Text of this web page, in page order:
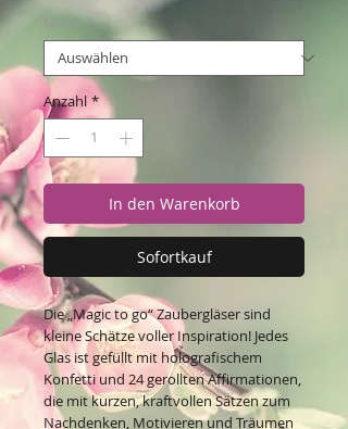
Motiv *
Anzahl *
In den Warenkorb
Sofortkauf
Die „Magic to go“ Zaubergläser sind
kleine Schätze voller Inspiration! Jedes
Glas ist gefüllt mit holografischem
Konfetti und 24 gerollten Affirmationen,
die mit kurzen, kraftvollen Sätzen zum
Nachdenken, Motivieren und Träumen